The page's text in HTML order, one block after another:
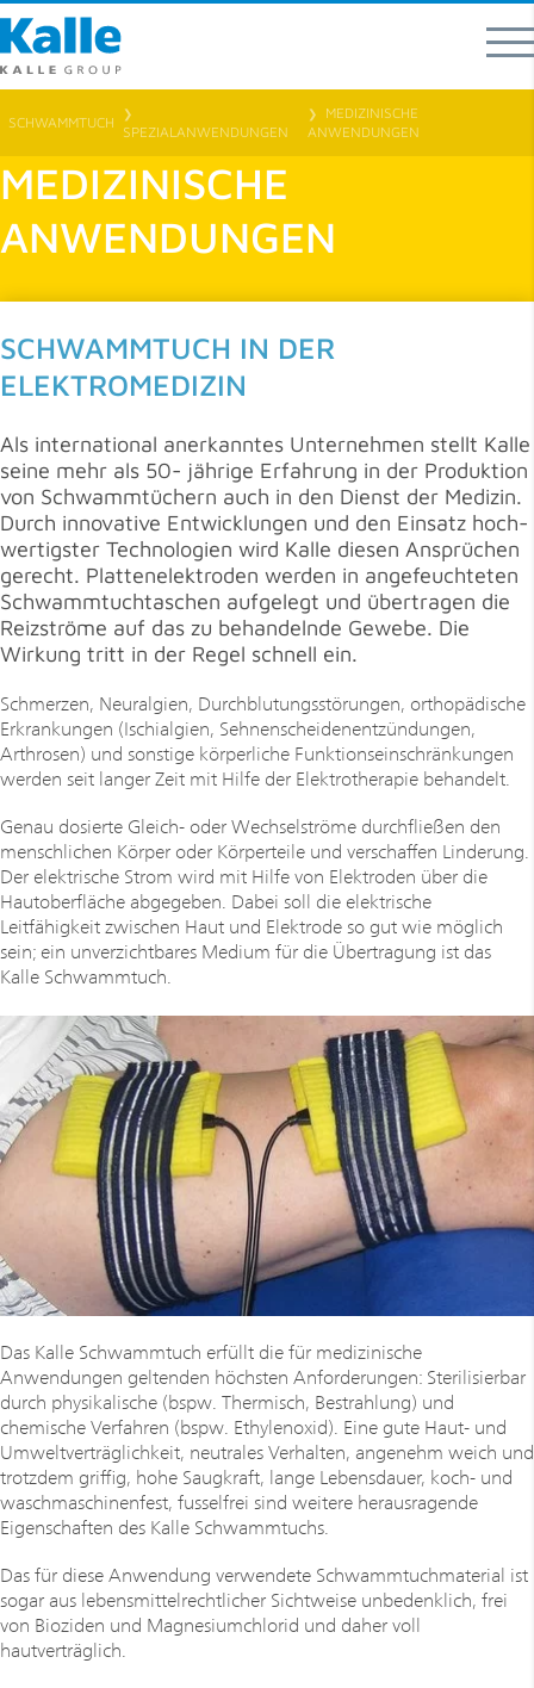
SCHWAMMTUCH ❯
SPEZIALANWENDUNGEN
❯
MEDIZINISCHE
ANWENDUNGEN
MEDIZINISCHE
ANWENDUNGEN
SCHWAMMTUCH IN DER
ELEKTROMEDIZIN
Als international anerkanntes Unternehmen stellt Kalle
seine mehr als 50- jährige Erfahrung in der Produktion
von Schwammtüchern auch in den Dienst der Medizin.
Durch innovative Entwicklungen und den Einsatz hoch­
wertigster Technologien wird Kalle diesen Ansprüchen
gerecht. Plattenelek­troden werden in angefeuchteten
Schwammtuchtaschen aufgelegt und übertragen die
Reizströme auf das zu behandelnde Gewebe. Die
Wirkung tritt in der Regel schnell ein.
Schmerzen, Neuralgien, Durchblutungsstörungen, orthopädische
Erkrankungen (Ischialgien, Sehnenscheidenentzündungen,
Arthrosen) und sonstige körperliche Funktionseinschränkungen
werden seit langer Zeit mit Hilfe der Elektrotherapie behandelt.
Genau dosierte Gleich- oder Wechselströme durchfließen den
menschlichen Körper oder Körperteile und verschaffen Linderung.
Der elektrische Strom wird mit Hilfe von Elektroden über die
Hautoberfläche abgegeben. Dabei soll die elektrische
Leitfähigkeit zwischen Haut und Elektrode so gut wie möglich
sein; ein unverzichtbares Medium für die Übertragung ist das
Kalle Schwammtuch.
Das Kalle Schwammtuch erfüllt die für medizinische
Anwendungen geltenden höchsten Anforderungen: Sterilisierbar
durch physikalische (bspw. Thermisch, Bestrahlung) und
chemische Verfahren (bspw. Ethylenoxid). Eine gute Haut- und
Umweltverträglichkeit, neutrales Verhalten, angenehm weich und
trotzdem griffig, hohe Saugkraft, lange Lebensdauer, koch- und
waschmaschinenfest, fusselfrei sind weitere herausragende
Eigenschaften des Kalle Schwammtuchs.
Das für diese Anwendung verwendete Schwammtuchmaterial ist
sogar aus lebensmittelrechtlicher Sichtweise unbedenklich, frei
von Bioziden und Magnesiumchlorid und daher voll
hautverträglich.